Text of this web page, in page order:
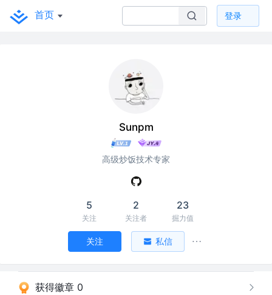
首页 登录
Sunpm
高级炒饭技术专家
5
关注
2
关注者
23
掘力值
关注 私信
获得徽章 0